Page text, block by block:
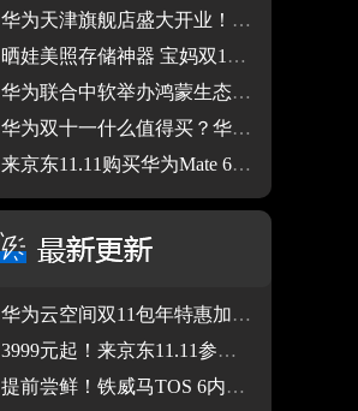
华为天津旗舰店盛大开业！华为手机带来全新智慧体验
晒娃美照存储神器 宝妈双11必入华为家庭存储
华为联合中软举办鸿蒙生态人才培养训练营，深入百校
华为双十一什么值得买？华为家庭存储闭眼冲
来京东11.11购买华为Mate 60 Pro手机 享中国电信通信百元礼包
华为云空间双11包年特惠加赠，长期守护数据安全
3999元起！来京东11.11参与iQOO 12系列预售 可享24期免息
提前尝鲜！铁威马TOS 6内测招募中，赢取“遥遥领先”！